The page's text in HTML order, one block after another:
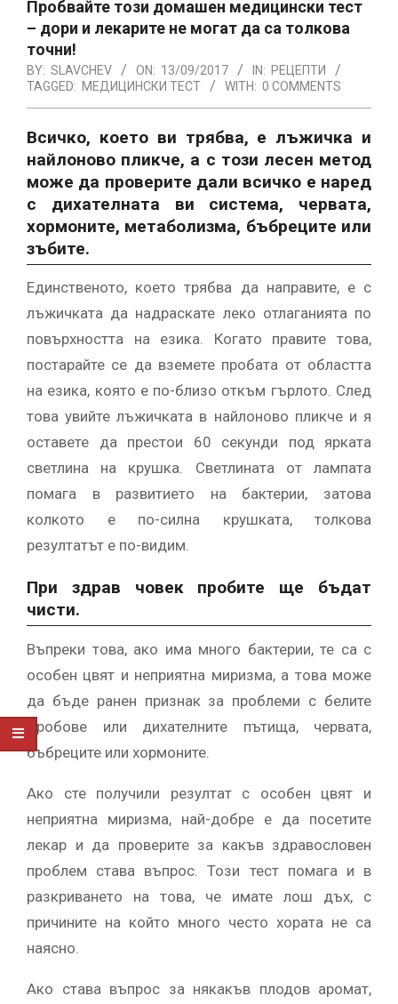
Пробвайте този домашен медицински тест
– дори и лекарите не могат да са толкова
точни!
BY: SLAVCHEV ON: 13/09/2017 IN: РЕЦЕПТИ
TAGGED: МЕДИЦИНСКИ ТЕСТ WITH: 0 COMMENTS
Всичко, което ви трябва, е лъжичка и
найлоново пликче, а с този лесен метод
може да проверите дали всичко е наред
с дихателната ви система, червата,
хормоните, метаболизма, бъбреците или
зъбите.
Единственото, което трябва да направите, е с
лъжичката да надраскате леко отлаганията по
повърхността на езика. Когато правите това,
постарайте се да вземете пробата от областта
на езика, която е по-близо откъм гърлото. След
това увийте лъжичката в найлоново пликче и я
оставете да престои 60 секунди под ярката
светлина на крушка. Светлината от лампата
помага в развитието на бактерии, затова
колкото е по-силна крушката, толкова
резултатът е по-видим.
При здрав човек пробите ще бъдат
чисти.
Въпреки това, ако има много бактерии, те са с
особен цвят и неприятна миризма, а това може
да бъде ранен признак за проблеми с белите
дробове или дихателните пътища, червата,
бъбреците или хормоните.
Ако сте получили резултат с особен цвят и
неприятна миризма, най-добре е да посетите
лекар и да проверите за какъв здравословен
проблем става въпрос. Този тест помага и в
разкриването на това, че имате лош дъх, с
причините на който много често хората не са
наясно.
Ако става въпрос за някакъв плодов аромат,